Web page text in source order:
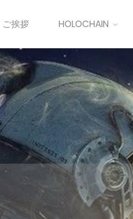
ご挨拶 HOLOCHAIN